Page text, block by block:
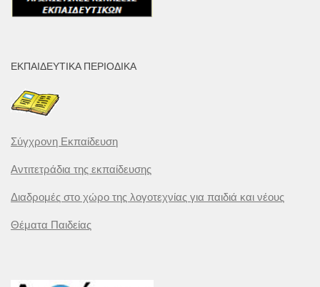
ΕΚΠΑΙΔΕΥΤΙΚΆ ΠΕΡΙΟΔΙΚΆ
Σύγχρονη Εκπαίδευση
Αντιτετράδια της εκπαίδευσης
Διαδρομές στο χώρο της λογοτεχνίας για παιδιά και νέους
Θέματα Παιδείας